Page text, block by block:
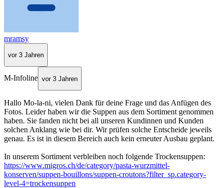
mramsy
vor 3 Jahren
M-Infoline vor 3 Jahren
Hallo Mo-la-ni, vielen Dank für deine Frage und das Anfügen des
Fotos. Leider haben wir die Suppen aus dem Sortiment genommen
haben. Sie fanden nicht bei all unseren Kundinnen und Kunden
solchen Anklang wie bei dir. Wir prüfen solche Entscheide jeweils
genau. Es ist in diesem Bereich auch kein erneuter Ausbau geplant.
In unserem Sortiment verbleiben noch folgende Trockensuppen:
https://www.migros.ch/de/category/pasta-wurzmittel-
konserven/suppen-bouillons/suppen-croutons?filter_sp.category-
level-4=trockensuppen